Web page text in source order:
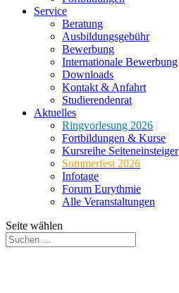
Service
Beratung
Ausbildungsgebühr
Bewerbung
Internationale Bewerbung
Downloads
Kontakt & Anfahrt
Studierendenrat
Aktuelles
Ringvorlesung 2026
Fortbildungen & Kurse
Kursreihe Seiteneinsteiger
Sommerfest 2026
Infotage
Forum Eurythmie
Alle Veranstaltungen
Seite wählen